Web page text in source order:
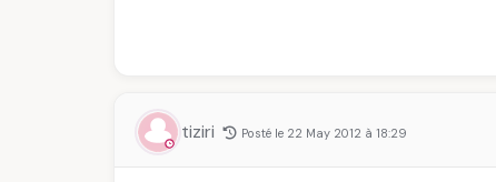
tiziri Posté le 22 May 2012 à 18:29